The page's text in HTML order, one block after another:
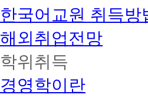
한국어교원 취득방
해외취업전망
학위취득
경영학이란